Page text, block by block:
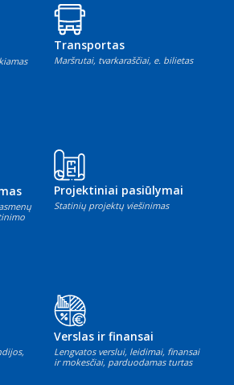
Transportas
Maršrutai, tvarkaraščiai, e. bilietas
Projektiniai pasiūlymai
Statinių projektų viešinimas
Verslas ir finansai
Lengvatos verslui, leidimai, finansai
ir mokesčiai, parduodamas turtas